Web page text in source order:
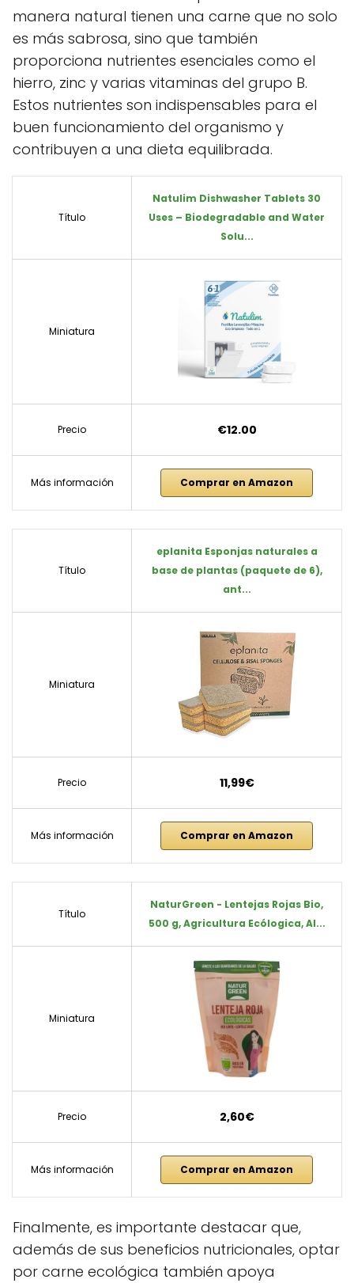
manera natural tienen una carne que no solo
es más sabrosa, sino que también
proporciona nutrientes esenciales como el
hierro, zinc y varias vitaminas del grupo B.
Estos nutrientes son indispensables para el
buen funcionamiento del organismo y
contribuyen a una dieta equilibrada.
Título
Natulim Dishwasher Tablets 30
Uses – Biodegradable and Water
Solu...
Miniatura
Precio €12.00
Más información Comprar en Amazon
Título
eplanita Esponjas naturales a
base de plantas (paquete de 6),
ant...
Miniatura
Precio 11,99€
Más información Comprar en Amazon
Título
NaturGreen - Lentejas Rojas Bio,
500 g, Agricultura Ecólogica, Al...
Miniatura
Precio 2,60€
Más información Comprar en Amazon
Finalmente, es importante destacar que,
además de sus beneficios nutricionales, optar
por carne ecológica también apoya